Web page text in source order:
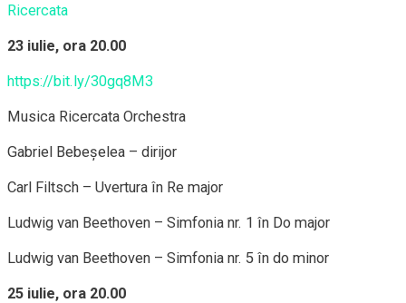
Ricercata
23 iulie, ora 20.00
https://bit.ly/30gq8M3
Musica Ricercata Orchestra
Gabriel Bebeșelea – dirijor
Carl Filtsch – Uvertura în Re major
Ludwig van Beethoven – Simfonia nr. 1 în Do major
Ludwig van Beethoven – Simfonia nr. 5 în do minor
25 iulie, ora 20.00